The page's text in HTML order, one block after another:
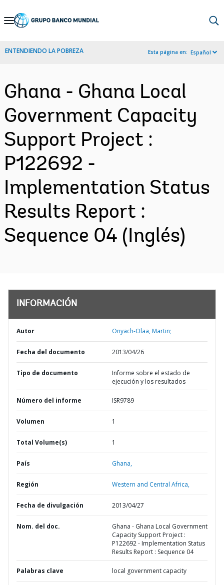
Skip
Navigation
ENTENDIENDO LA POBREZA Esta página en: Español
Ghana - Ghana Local
Government Capacity
Support Project :
P122692 -
Implementation Status
Results Report :
Sequence 04 (Inglés)
INFORMACIÓN
Autor Onyach-Olaa, Martin;
Fecha del documento 2013/04/26
Tipo de documento
Informe sobre el estado de
ejecución y los resultados
Número del informe ISR9789
Volumen 1
Total Volume(s) 1
País Ghana,
Región Western and Central Africa,
Fecha de divulgación 2013/04/27
Nom. del doc.
Ghana - Ghana Local Government
Capacity Support Project :
P122692 - Implementation Status
Results Report : Sequence 04
Palabras clave local government capacity